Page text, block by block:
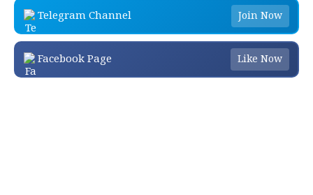
Telegram Channel Join Now
Facebook Page Like Now